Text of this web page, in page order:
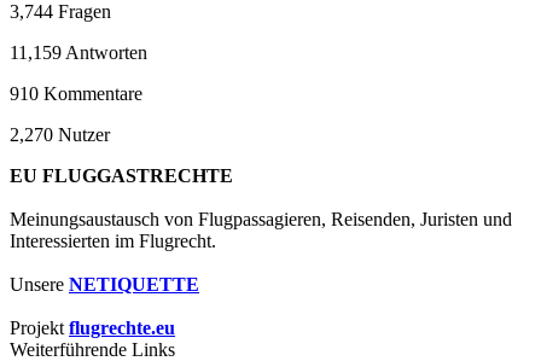
3,744 Fragen
11,159 Antworten
910 Kommentare
2,270 Nutzer
EU FLUGGASTRECHTE
Meinungsaustausch von Flugpassagieren, Reisenden, Juristen und
Interessierten im Flugrecht.
Unsere NETIQUETTE
Projekt flugrechte.eu
Weiterführende Links